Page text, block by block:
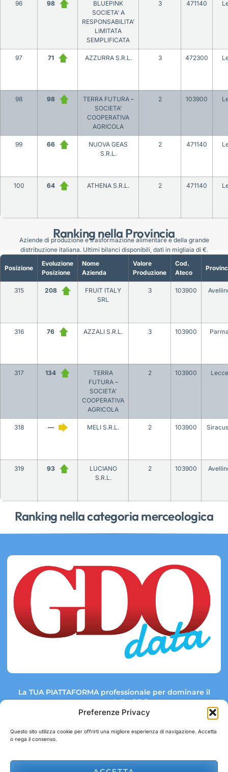
Preferenze Privacy
Questo sito utilizza cookie per offrirti una migliore esperienza di navigazione. Accetta
o nega il consenso.
Ranking nella Provincia
96 98
BLUEPINK
SOCIETA’ A
RESPONSABILITA’
LIMITATA
SEMPLIFICATA
3 471140
97 71 AZZURRA S.R.L. 3 472300
98 98
TERRA FUTURA –
SOCIETA’
COOPERATIVA
AGRICOLA
2 103900
99 66
NUOVA GEAS
S.R.L.
2 471140
100 64 ATHENA S.R.L. 2 471140
Ranking nella categoria merceologica
Posizione
Evoluzione
Posizione
Nome
Azienda
Valore
Produzione
Cod.
Ateco
315 208
FRUIT ITALY
SRL
3 103900
316 76 AZZALI S.R.L. 3 103900
317 134
TERRA
FUTURA –
SOCIETA’
COOPERATIVA
AGRICOLA
2 103900 Lecce
318 — MELI S.R.L. 2 103900
319 93
LUCIANO
S.R.L.
2 103900
Aziende di produzione e trasformazione alimentare e della grande
distribuzione italiana. Ultimi bilanci disponibili, dati in migliaia di €.
La TUA PIATTAFORMA professionale per dominare il
mercato della GDO.
Link rapidi: